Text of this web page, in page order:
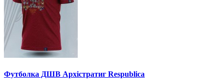
Футболка ДШВ Архістратиг Respublica